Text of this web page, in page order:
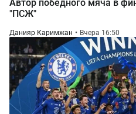
Автор победного мяча в
"ПСЖ"
Данияр Каримжан Вчера 16:50